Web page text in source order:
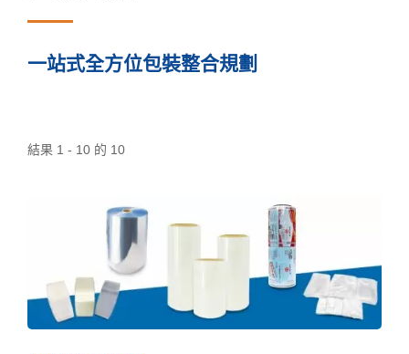
一站式全方位包裝整合規劃
結果 1 - 10 的 10